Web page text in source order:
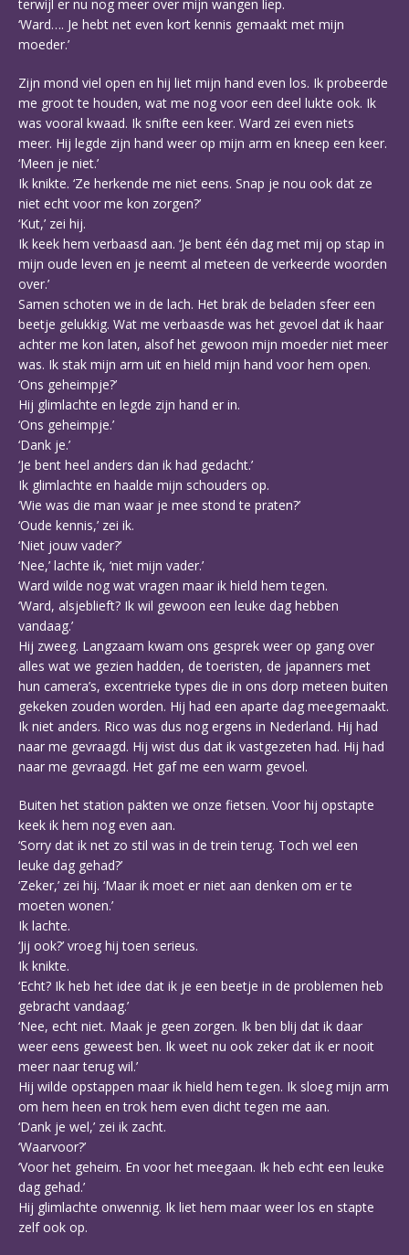
terwijl er nu nog meer over mijn wangen liep.
‘Ward…. Je hebt net even kort kennis gemaakt met mijn
moeder.’
Zijn mond viel open en hij liet mijn hand even los. Ik probeerde
me groot te houden, wat me nog voor een deel lukte ook. Ik
was vooral kwaad. Ik snifte een keer. Ward zei even niets
meer. Hij legde zijn hand weer op mijn arm en kneep een keer.
‘Meen je niet.’
Ik knikte. ‘Ze herkende me niet eens. Snap je nou ook dat ze
niet echt voor me kon zorgen?’
‘Kut,’ zei hij.
Ik keek hem verbaasd aan. ‘Je bent één dag met mij op stap in
mijn oude leven en je neemt al meteen de verkeerde woorden
over.’
Samen schoten we in de lach. Het brak de beladen sfeer een
beetje gelukkig. Wat me verbaasde was het gevoel dat ik haar
achter me kon laten, alsof het gewoon mijn moeder niet meer
was. Ik stak mijn arm uit en hield mijn hand voor hem open.
‘Ons geheimpje?’
Hij glimlachte en legde zijn hand er in.
‘Ons geheimpje.’
‘Dank je.’
‘Je bent heel anders dan ik had gedacht.’
Ik glimlachte en haalde mijn schouders op.
‘Wie was die man waar je mee stond te praten?’
‘Oude kennis,’ zei ik.
‘Niet jouw vader?’
‘Nee,’ lachte ik, ‘niet mijn vader.’
Ward wilde nog wat vragen maar ik hield hem tegen.
‘Ward, alsjeblieft? Ik wil gewoon een leuke dag hebben
vandaag.’
Hij zweeg. Langzaam kwam ons gesprek weer op gang over
alles wat we gezien hadden, de toeristen, de japanners met
hun camera’s, excentrieke types die in ons dorp meteen buiten
gekeken zouden worden. Hij had een aparte dag meegemaakt.
Ik niet anders. Rico was dus nog ergens in Nederland. Hij had
naar me gevraagd. Hij wist dus dat ik vastgezeten had. Hij had
naar me gevraagd. Het gaf me een warm gevoel.
Buiten het station pakten we onze fietsen. Voor hij opstapte
keek ik hem nog even aan.
‘Sorry dat ik net zo stil was in de trein terug. Toch wel een
leuke dag gehad?’
‘Zeker,’ zei hij. ‘Maar ik moet er niet aan denken om er te
moeten wonen.’
Ik lachte.
‘Jij ook?’ vroeg hij toen serieus.
Ik knikte.
‘Echt? Ik heb het idee dat ik je een beetje in de problemen heb
gebracht vandaag.’
‘Nee, echt niet. Maak je geen zorgen. Ik ben blij dat ik daar
weer eens geweest ben. Ik weet nu ook zeker dat ik er nooit
meer naar terug wil.’
Hij wilde opstappen maar ik hield hem tegen. Ik sloeg mijn arm
om hem heen en trok hem even dicht tegen me aan.
‘Dank je wel,’ zei ik zacht.
‘Waarvoor?’
‘Voor het geheim. En voor het meegaan. Ik heb echt een leuke
dag gehad.’
Hij glimlachte onwennig. Ik liet hem maar weer los en stapte
zelf ook op.